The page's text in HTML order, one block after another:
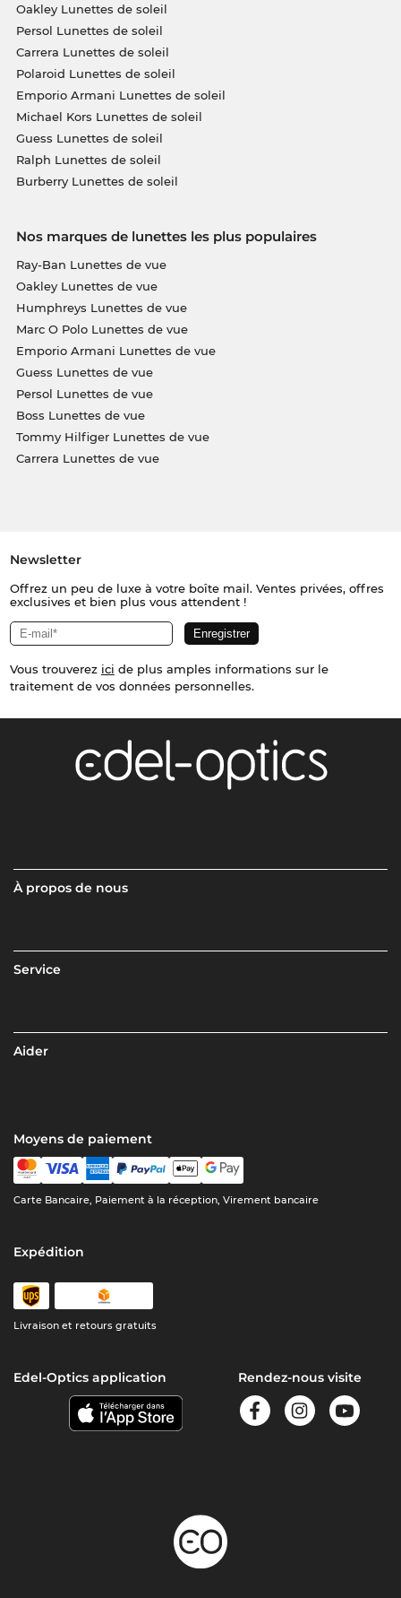
Oakley Lunettes de soleil
Persol Lunettes de soleil
Carrera Lunettes de soleil
Polaroid Lunettes de soleil
Emporio Armani Lunettes de soleil
Michael Kors Lunettes de soleil
Guess Lunettes de soleil
Ralph Lunettes de soleil
Burberry Lunettes de soleil
Nos marques de lunettes les plus populaires
Ray-Ban Lunettes de vue
Oakley Lunettes de vue
Humphreys Lunettes de vue
Marc O Polo Lunettes de vue
Emporio Armani Lunettes de vue
Guess Lunettes de vue
Persol Lunettes de vue
Boss Lunettes de vue
Tommy Hilfiger Lunettes de vue
Carrera Lunettes de vue
Newsletter
Offrez un peu de luxe à votre boîte mail. Ventes privées, offres
exclusives et bien plus vous attendent !
Vous trouverez ici de plus amples informations sur le
traitement de vos données personnelles.
À propos de nous
Service
Aider
Moyens de paiement
Carte Bancaire, Paiement à la réception, Virement bancaire
Expédition
Livraison et retours gratuits
Edel-Optics application Rendez-nous visite